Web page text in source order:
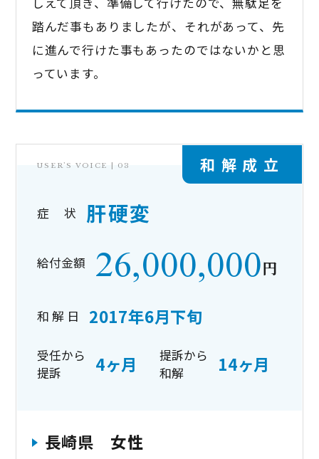
踏んだ事もありましたが、それがあって、先
に進んで行けた事もあったのではないかと思
っています。
和解成立
USER’S VOICE | 03
症 状 肝硬変
給付金額 26,000,000円
和 解 日 2017年6月下旬
受任から
提訴
4ヶ月
提訴から
和解
14ヶ月
長崎県 女性